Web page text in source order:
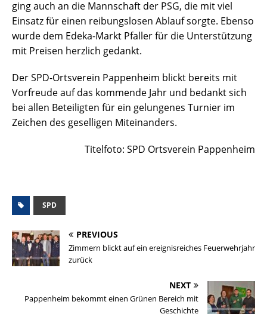
ging auch an die Mannschaft der PSG, die mit viel
Einsatz für einen reibungslosen Ablauf sorgte. Ebenso
wurde dem Edeka-Markt Pfaller für die Unterstützung
mit Preisen herzlich gedankt.
Der SPD-Ortsverein Pappenheim blickt bereits mit
Vorfreude auf das kommende Jahr und bedankt sich
bei allen Beteiligten für ein gelungenes Turnier im
Zeichen des geselligen Miteinanders.
Titelfoto: SPD Ortsverein Pappenheim
SPD
PREVIOUS
Zimmern blickt auf ein ereignisreiches Feuerwehrjahr
zurück
NEXT
Pappenheim bekommt einen Grünen Bereich mit
Geschichte